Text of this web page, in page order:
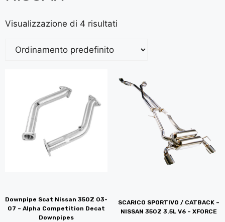
Visualizzazione di 4 risultati
Downpipe Scat Nissan 350Z 03-
07 – Alpha Competition Decat
Downpipes
SCARICO SPORTIVO / CATBACK –
NISSAN 350Z 3.5L V6 – XFORCE